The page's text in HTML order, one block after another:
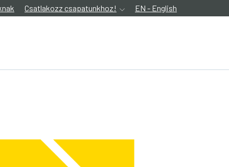
Csatlakozz csapatunkhoz! EN - English